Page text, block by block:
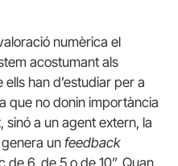
numèrica el
acostumant als
han d’estudiar per a
que no donin importància
a un agent extern, la
un feedback